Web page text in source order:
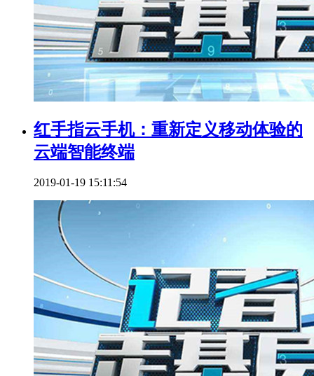
红手指云手机：重新定义移动体验的
云端智能终端
2019-01-19 15:11:54